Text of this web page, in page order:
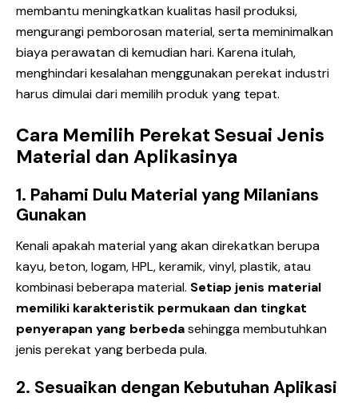
membantu meningkatkan kualitas hasil produksi,
mengurangi pemborosan material, serta meminimalkan
biaya perawatan di kemudian hari. Karena itulah,
menghindari kesalahan menggunakan perekat industri
harus dimulai dari memilih produk yang tepat.
Cara Memilih Perekat Sesuai Jenis
Material dan Aplikasinya
1. Pahami Dulu Material yang Milanians
Gunakan
Kenali apakah material yang akan direkatkan berupa
kayu, beton, logam, HPL, keramik, vinyl, plastik, atau
kombinasi beberapa material. Setiap jenis material
memiliki karakteristik permukaan dan tingkat
penyerapan yang berbedasehingga membutuhkan
jenis perekat yang berbeda pula.
2. Sesuaikan dengan Kebutuhan Aplikasi